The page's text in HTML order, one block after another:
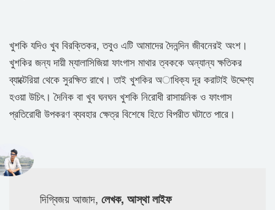
খুশকি যদিও খুব বিরক্তিকর, তবুও এটি আমাদের দৈনন্দিন জীবনেরই অংশ।
খুশকির জন্য দায়ী ম্যালাসিজিয়া ফাংগাস মাথার ত্বককে অন্যান্য ক্ষতিকর
ব্যাক্টেরিয়া থেকে সুরক্ষিত রাখে। তাই খুশকির অাধিক্য দূর করাটাই উদ্দেশ্য
হওয়া উচিৎ। দৈনিক বা খুব ঘনঘন খুশকি নিরোধী রাসায়নিক ও ফাংগাস
প্রতিরোধী উপকরণ ব্যবহার ক্ষেত্র বিশেষে হিতে বিপরীত ঘটাতে পারে।
দিগ্বিজয় আজাদ, লেখক, আস্থা লাইফ